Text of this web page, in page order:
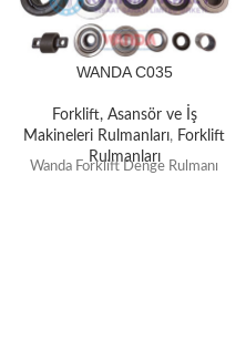
WANDA C035
Forklift, Asansör ve İş
Makineleri Rulmanları, Forklift
Rulmanları
Wanda Forklift Denge Rulmanı